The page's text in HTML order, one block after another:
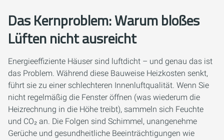
Das Kernproblem: Warum bloßes
Lüften nicht ausreicht
Energieeffiziente Häuser sind luftdicht – und genau das ist
das Problem. Während diese Bauweise Heizkosten senkt,
führt sie zu einer schlechteren Innenluftqualität. Wenn Sie
nicht regelmäßig die Fenster öffnen (was wiederum die
Heizrechnung in die Höhe treibt), sammeln sich Feuchte
und CO₂ an. Die Folgen sind Schimmel, unangenehme
Gerüche und gesundheitliche Beeinträchtigungen wie